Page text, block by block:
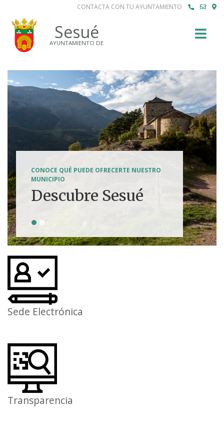
CONTACTA CON TU AYUNTAMIENTO
Sesué
AYUNTAMIENTO DE
CONOCE QUÉ PUEDE OFRECERTE NUESTRO
MUNICIPIO
Descubre Sesué
Tierra de
aventuras
Sede Electrónica
Transparencia